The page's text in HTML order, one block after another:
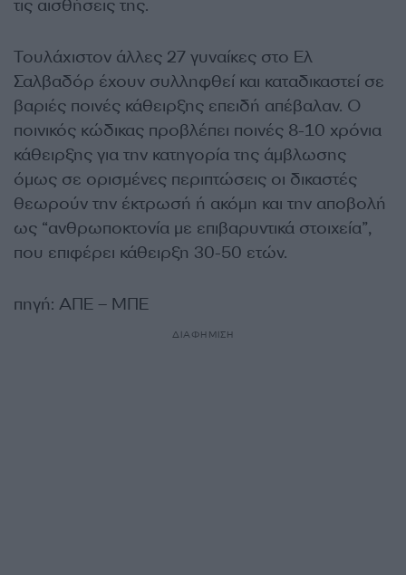
τις αισθήσεις της.
Τουλάχιστον άλλες 27 γυναίκες στο Ελ
Σαλβαδόρ έχουν συλληφθεί και καταδικαστεί σε
βαριές ποινές κάθειρξης επειδή απέβαλαν. Ο
ποινικός κώδικας προβλέπει ποινές 8-10 χρόνια
κάθειρξης για την κατηγορία της άμβλωσης
όμως σε ορισμένες περιπτώσεις οι δικαστές
θεωρούν την έκτρωσή ή ακόμη και την αποβολή
ως “ανθρωποκτονία με επιβαρυντικά στοιχεία”,
που επιφέρει κάθειρξη 30-50 ετών.
πηγή: ΑΠΕ – ΜΠΕ
ΔΙΑΦΗΜΙΣΗ